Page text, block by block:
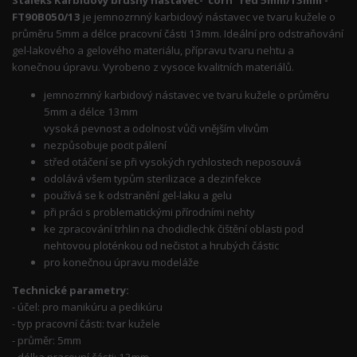
FT90B050/13 je jemnozrnný karbidový nástavec ve tvaru kužele o
průměru 5mm a délce pracovní části 13mm. Ideální pro odstraňování
gel-lakového a gelového materiálu, přípravu tvaru nehtu a
konečnou úpravu. Vyrobeno z vysoce kvalitních materiálů.
jemnozrnný karbidový nástavec ve tvaru kužele o průměru
5mm a délce 13mm
vysoká pevnost a odolnost vůči vnějším vlivům
nezpůsobuje pocit pálení
střed otáčení se při vysokých rychlostech neposouvá
odolává všem typům sterilizace a dezinfekce
používá se k odstranění gel-laku a gelu
při práci s problematickými přírodními nehty
ke zpracování trhlin na chodidlechk čištění oblasti pod
nehtovou ploténkou od nečistot a hrubých částic
pro konečnou úpravu modeláže
Technické parametry:
- účel: pro manikúru a pedikúru
- typ pracovní části: tvar kužele
- průměr: 5mm